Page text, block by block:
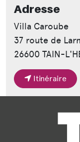
Adresse
Villa Caroube
37 route de
26600 TAIN-
Itinéraire